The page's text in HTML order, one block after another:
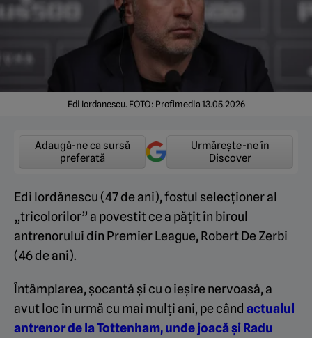
Edi Iordanescu. FOTO: Profimedia 13.05.2026
Adaugă-ne ca sursă
preferată
Urmărește-ne în
Discover
Edi Iordănescu (47 de ani), fostul selecționer al
„tricolorilor” a povestit ce a pățit în biroul
antrenorului din Premier League, Robert De Zerbi
(46 de ani).
Întâmplarea, șocantă și cu o ieșire nervoasă, a
avut loc în urmă cu mai mulți ani, pe când actualul
antrenor de la Tottenham, unde joacă și Radu